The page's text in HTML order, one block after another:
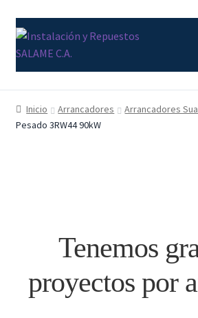
Ir
a
la
Ir
al
contenido
Inicio
Carrito
Finalizar compra
Inicio Arrancadores Arrancadores
Pesado 3RW44 90kW
Tenemos
proyectos por